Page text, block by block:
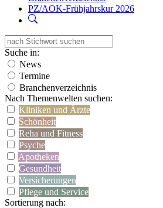
PZ/AOK-Frühjahrskur 2026
Suche in:
News
Termine
Branchenverzeichnis
Nach Themenwelten suchen:
Kliniken und Ärzte
Schönheit
Reha und Fitness
Psyche
Apotheken
Gesundheit
Versicherungen
Pflege und Service
Sortierung nach: